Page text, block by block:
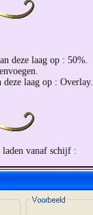
deze laag op : 50%.
deze laag op : Overlay.
laden vanaf schijf :